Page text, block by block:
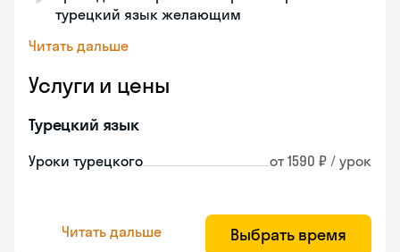
турецкий язык желающим
Читать дальше
Услуги и цены
Турецкий язык
Уроки турецкого от 1590 ₽ / урок
Читать дальше Выбрать время